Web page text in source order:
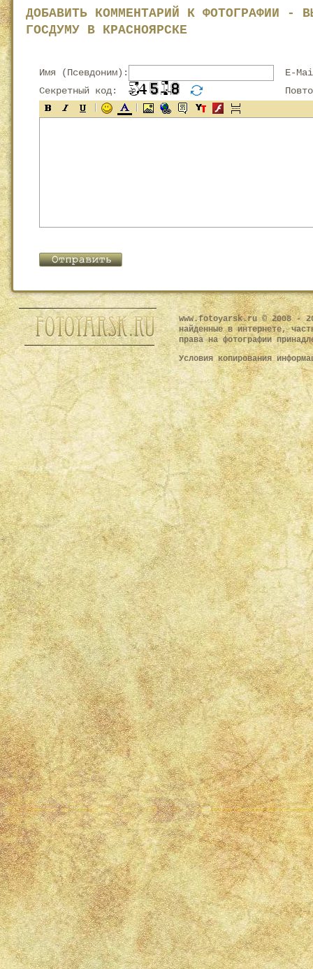
ДОБАВИТЬ КОММЕНТАРИЙ К ФОТОГРАФИИ -
ГОСДУМУ В КРАСНОЯРСКЕ
Имя (Псевдоним):
E-
Секретный код:
www.fotoyarsk.ru © 2008 -
найденные в интернете,
права на фотографии
Условия копирования